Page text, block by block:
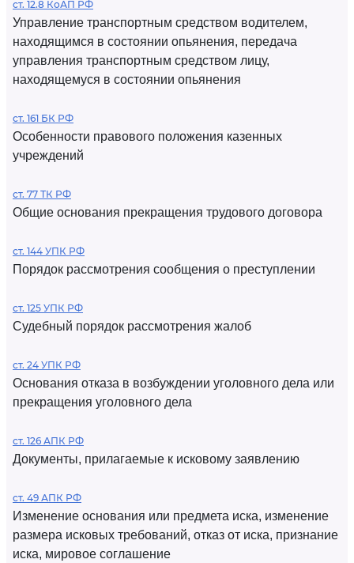
ст. 12.8 КоАП РФ
Управление транспортным средством водителем,
находящимся в состоянии опьянения, передача
управления транспортным средством лицу,
находящемуся в состоянии опьянения
ст. 161 БК РФ
Особенности правового положения казенных
учреждений
ст. 77 ТК РФ
Общие основания прекращения трудового договора
ст. 144 УПК РФ
Порядок рассмотрения сообщения о преступлении
ст. 125 УПК РФ
Судебный порядок рассмотрения жалоб
ст. 24 УПК РФ
Основания отказа в возбуждении уголовного дела или
прекращения уголовного дела
ст. 126 АПК РФ
Документы, прилагаемые к исковому заявлению
ст. 49 АПК РФ
Изменение основания или предмета иска, изменение
размера исковых требований, отказ от иска, признание
иска, мировое соглашение